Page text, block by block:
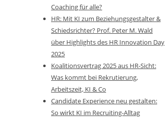
Coaching für alle?
HR: Mit KI zum Beziehungsgestalter &
Schiedsrichter? Prof. Peter M. Wald
über Highlights des HR Innovation Day
2025
Koalitionsvertrag 2025 aus HR-Sicht:
Was kommt bei Rekrutierung,
Arbeitszeit, KI & Co
Candidate Experience neu gestalten:
So wirkt KI im Recruiting-Alltag